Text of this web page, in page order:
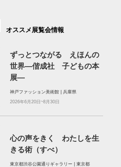
オススメ展覧会情報
ずっとつながる えほんの
世界―偕成社 子どもの本
展―
神戸ファッション美術館 | 兵庫県
2026年6月20日~8月30日
心の声をきく わたしを生
きる術（すべ）
東京都渋谷公園通りギャラリー | 東京都